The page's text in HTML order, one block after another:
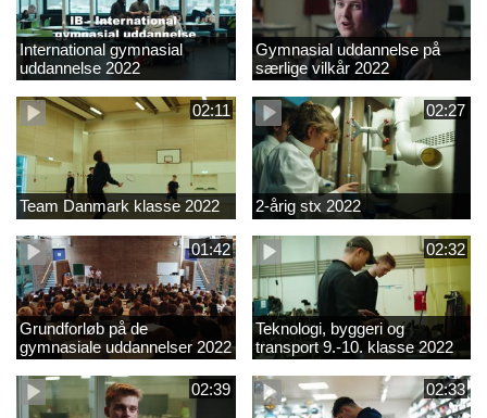
International gymnasial
uddannelse 2022
Gymnasial uddannelse på
særlige vilkår 2022
02:11
Team Danmark klasse 2022
02:27
2-årig stx 2022
01:42
Grundforløb på de
gymnasiale uddannelser 2022
02:32
Teknologi, byggeri og
transport 9.-10. klasse 2022
02:39 02:33